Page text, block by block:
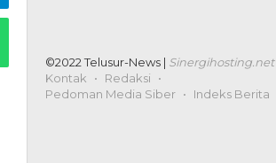
©2022 Telusur-News | Sinergihosting.net
Kontak
Redaksi
Pedoman Media Siber
Indeks Berita